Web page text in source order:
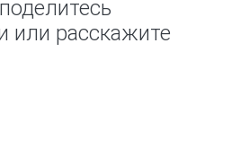
или расскажите